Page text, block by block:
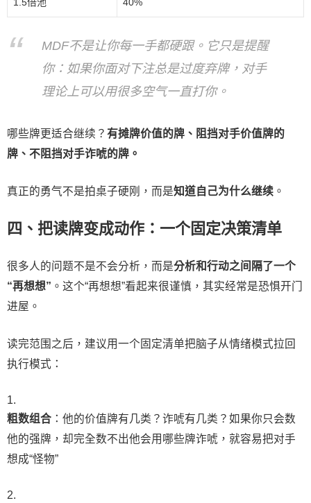
MDF不是让你每一手都硬跟。它只是提醒
你：如果你面对下注总是过度弃牌，对手
理论上可以用很多空气一直打你。
哪些牌更适合继续？ 有摊牌价值的牌、阻挡对手价值牌的
牌、不阻挡对手诈唬的牌。
真正的勇气不是拍桌子硬刚，而是知道自己为什么继续 。
四、把读牌变成动作：一个固定决策清单
很多人的问题不是不会分析，而是分析和行动之间隔了一个
“再想想” 。这个“再想想”看起来很谨慎，其实经常是恐惧开门
进屋。
读完范围之后，建议用一个固定清单把脑子从情绪模式拉回
执行模式：
粗数组合 ：他的价值牌有几类？诈唬有几类？如果你只会数
他的强牌，却完全数不出他会用哪些牌诈唬，就容易把对手
想成“怪物”